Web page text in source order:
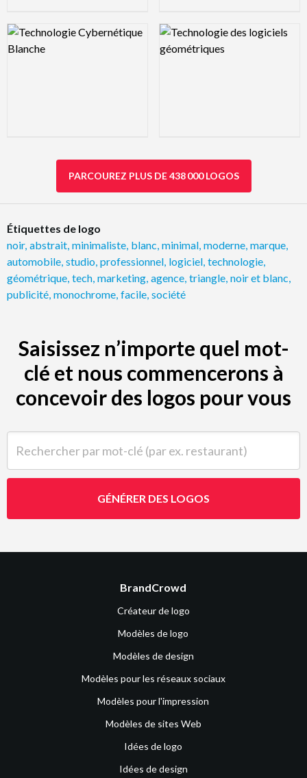
Logo Preview Image Logo Preview Image
PARCOUREZ PLUS DE 438 000 LOGOS
Étiquettes de logo
noir, abstrait minimaliste blanc minimal moderne marque
automobile studio professionnel logiciel technologie
géométrique tech marketing agence triangle noir et blanc
publicité monochrome facile société
Saisissez n’importe quel mot-
clé et nous commencerons à
concevoir des logos pour vous
GÉNÉRER DES LOGOS
BrandCrowd
Créateur de logo
Modèles de logo
Modèles de design
Modèles pour les réseaux sociaux
Modèles pour l'impression
Modèles de sites Web
Idées de logo
Idées de design